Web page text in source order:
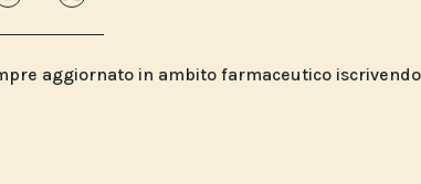
aggiornato in ambito farmaceutico